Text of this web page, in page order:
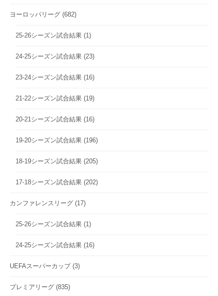
ヨーロッパリーグ (682)
25-26シーズン試合結果 (1)
24-25シーズン試合結果 (23)
23-24シーズン試合結果 (16)
21-22シーズン試合結果 (19)
20-21シーズン試合結果 (16)
19-20シーズン試合結果 (196)
18-19シーズン試合結果 (205)
17-18シーズン試合結果 (202)
カンファレンスリーグ (17)
25-26シーズン試合結果 (1)
24-25シーズン試合結果 (16)
UEFAスーパーカップ(3)
プレミアリーグ (835)